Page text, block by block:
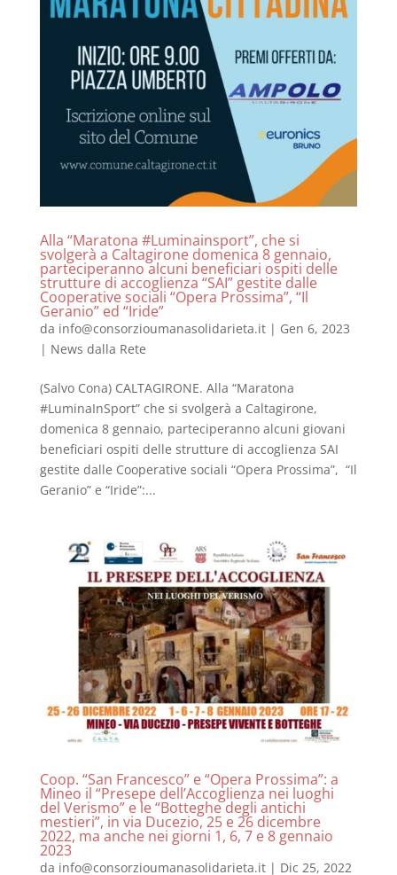
Alla “Maratona #Luminainsport”, che si
svolgerà a Caltagirone domenica 8 gennaio,
parteciperanno alcuni beneficiari ospiti delle
strutture di accoglienza “SAI” gestite dalle
Cooperative sociali “Opera Prossima”, “Il
Geranio” ed “Iride”
da info@consorzioumanasolidarieta.it| Gen 6, 2023
| News dalla Rete
(Salvo Cona) CALTAGIRONE. Alla “Maratona
#LuminaInSport” che si svolgerà a Caltagirone,
domenica 8 gennaio, parteciperanno alcuni giovani
beneficiari ospiti delle strutture di accoglienza SAI
gestite dalle Cooperative sociali “Opera Prossima”, “Il
Geranio” e “Iride”:...
Coop. “San Francesco” e “Opera Prossima”: a
Mineo il “Presepe dell’Accoglienza nei luoghi
del Verismo” e le “Botteghe degli antichi
mestieri”, in via Ducezio, 25 e 26 dicembre
2022, ma anche nei giorni 1, 6, 7 e 8 gennaio
2023
da info@consorzioumanasolidarieta.it| Dic 25, 2022